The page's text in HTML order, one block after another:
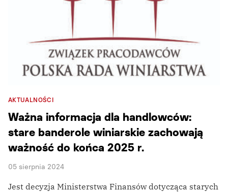
AKTUALNOŚCI
Ważna informacja dla handlowców:
stare banderole winiarskie zachowają
ważność do końca 2025 r.
05 sierpnia 2024
Jest decyzja Ministerstwa Finansów dotycząca starych